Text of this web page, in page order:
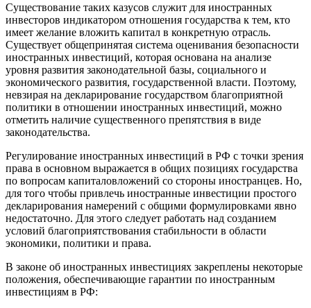
Существование таких казусов служит для иностранных
инвесторов индикатором отношения государства к тем, кто
имеет желание вложить капитал в конкретную отрасль.
Существует общепринятая система оценивания безопасности
иностранных инвестиций, которая основана на анализе
уровня развития законодательной базы, социального и
экономического развития, государственной власти. Поэтому,
невзирая на декларирование государством благоприятной
политики в отношении иностранных инвестиций, можно
отметить наличие существенного препятствия в виде
законодательства.
Регулирование иностранных инвестиций в РФ с точки зрения
права в основном выражается в общих позициях государства
по вопросам капиталовложений со стороны иностранцев. Но,
для того чтобы привлечь иностранные инвестиции простого
декларирования намерений с общими формулировками явно
недостаточно. Для этого следует работать над созданием
условий благоприятствования стабильности в области
экономики, политики и права.
В законе об иностранных инвестициях закреплены некоторые
положения, обеспечивающие гарантии по иностранным
инвестициям в РФ: